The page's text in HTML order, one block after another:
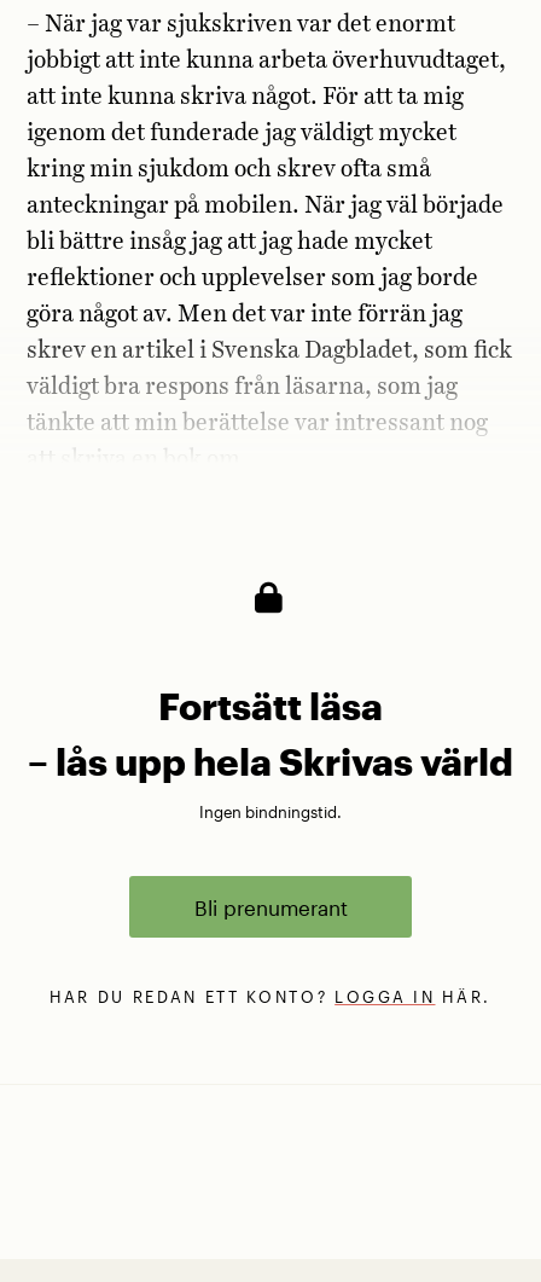
– När jag var sjukskriven var det enormt
jobbigt att inte kunna arbeta överhuvudtaget,
att inte kunna skriva något. För att ta mig
igenom det funderade jag väldigt mycket
kring min sjukdom och skrev ofta små
anteckningar på mobilen. När jag väl började
bli bättre insåg jag att jag hade mycket
reflektioner och upplevelser som jag borde
göra något av. Men det var inte förrän jag
skrev en artikel i Svenska ­Dagbladet, som fick
väldigt bra respons från läsarna, som jag
tänkte att min berättelse var intressant nog
Fortsätt läsa
– lås upp hela Skrivas värld
Ingen bindningstid.
Bli prenumerant
HAR DU REDAN ETT KONTO? LOGGA IN HÄR.